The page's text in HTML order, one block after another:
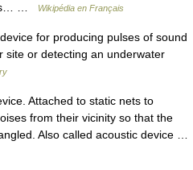
…
Wikipédia en Français
for producing pulses of sound
site or detecting an underwater
Attached to static nets to
from their vicinity so that the
Also called acoustic device …